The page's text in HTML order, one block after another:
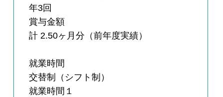
年3回
賞与金額
計 2.50ヶ月分（前年度実績）
就業時間
交替制（シフト制）
就業時間１